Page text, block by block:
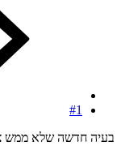
#1
בעיה חדשה שלא ממש